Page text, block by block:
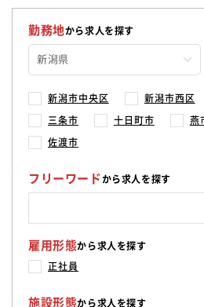
勤務地から求人を探す
新潟市中央区 新潟市西区
三条市 十日町市 燕
佐渡市
フリーワードから求人を探す
雇用形態から求人を探す
正社員
施設形態から求人を探す